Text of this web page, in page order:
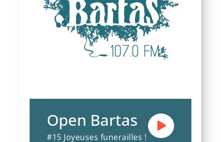
Open Bartas
#15 Joyeuses funerailles !